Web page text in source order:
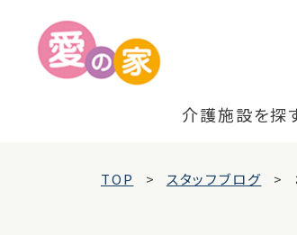
介護施設を探
TOP スタッフブログ